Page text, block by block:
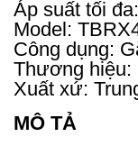
Áp suất tối
Model:
Công dụng:
Thương hiệu:
Xuất xứ:
MÔ TẢ